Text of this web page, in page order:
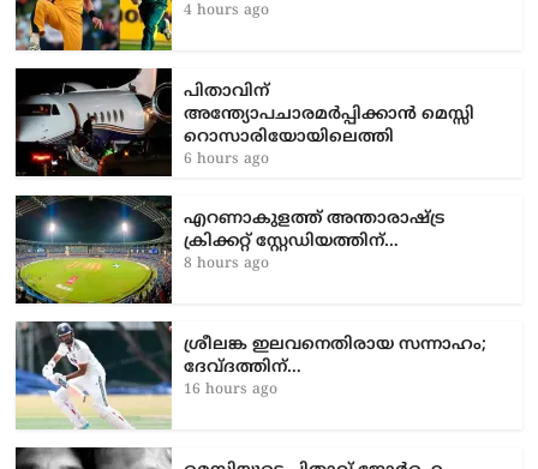
4 hours ago
പിതാവിന്
അന്ത്യോപചാരമർപ്പിക്കാൻ മെസ്സി
റൊസാരിയോയിലെത്തി
6 hours ago
എറണാകുളത്ത് അന്താരാഷ്ട്ര
ക്രിക്കറ്റ് സ്റ്റേഡിയത്തിന്…
8 hours ago
ശ്രീലങ്ക ഇലവനെതിരായ സന്നാഹം;
ദേവ്ദത്തിന്…
16 hours ago